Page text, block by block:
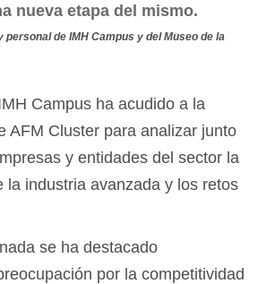
nueva etapa del mismo.
de IMH Campus y del Museo de la
Campus ha acudido a la
AFM Cluster para analizar junto
y entidades del sector la
la industria avanzada y los retos
se ha destacado
por la competitividad